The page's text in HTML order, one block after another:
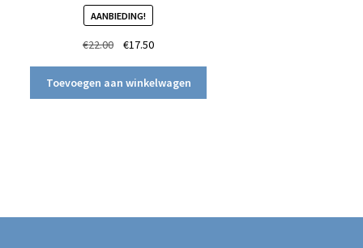
AANBIEDING!
€22.00
Oorspronkelijke
was:
€22.00.
€17.50Huidige
is:
€17.50.
Toevoegen aan winkelwagen